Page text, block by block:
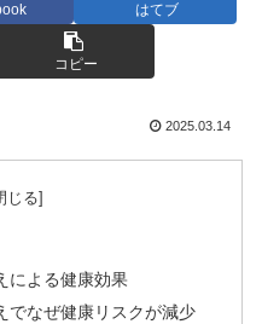
はてブ
コピー
2025.03.14
による健康効果
でなぜ健康リスクが減少